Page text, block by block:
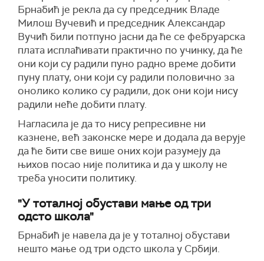
Брнабић је рекла да су председник Владе
Милош Вучевић и председник Александар
Вучић били потпуно јасни да ће се фебруарска
плата исплаћивати практично по учинку, да ће
они који су радили пуно радно време добити
пуну плату, они који су радили половично за
онолико колико су радили, док они који нису
радили неће добити плату.
Нагласила је да то нису репресивне ни
казнене, већ законске мере и додала да верује
да ће бити све више оних који разумеју да
њихов посао није политика и да у школу не
треба уносити политику.
"У тоталној обустави мање од три
одсто школа"
Брнабић је навела да је у тоталној обустави
нешто мање од три одсто школа у Србији.